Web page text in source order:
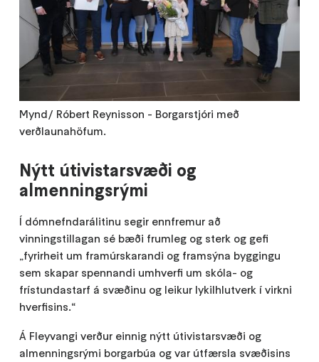
Mynd/ Róbert Reynisson - Borgarstjóri með
verðlaunahöfum.
Nýtt útivistarsvæði og
almenningsrými
Í dómnefndarálitinu segir ennfremur að
vinningstillagan sé bæði frumleg og sterk og gefi
„fyrirheit um framúrskarandi og framsýna byggingu
sem skapar spennandi umhverfi um skóla- og
frístundastarf á svæðinu og leikur lykilhlutverk í virkni
hverfisins.“
Á Fleyvangi verður einnig nýtt útivistarsvæði og
almenningsrými borgarbúa og var útfærsla svæðisins